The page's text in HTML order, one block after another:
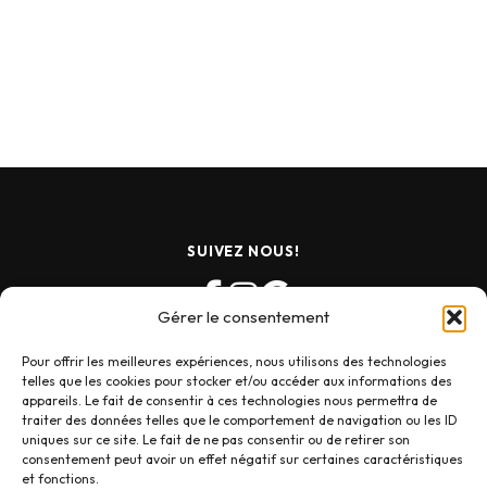
Gérer le consentement
Pour offrir les meilleures expériences, nous utilisons des technologies
telles que les cookies pour stocker et/ou accéder aux informations des
appareils. Le fait de consentir à ces technologies nous permettra de
traiter des données telles que le comportement de navigation ou les ID
uniques sur ce site. Le fait de ne pas consentir ou de retirer son
consentement peut avoir un effet négatif sur certaines caractéristiques
et fonctions.
SUIVEZ NOUS!